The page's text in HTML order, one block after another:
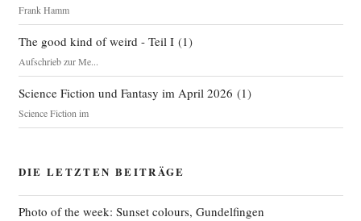
Frank Hamm
The good kind of weird - Teil I(1)
Aufschrieb zur Me...
Science Fiction und Fantasy im April 2026 (1)
Science Fiction im
DIE LETZTEN BEITRÄGE
Photo of the week: Sunset colours, Gundelfingen